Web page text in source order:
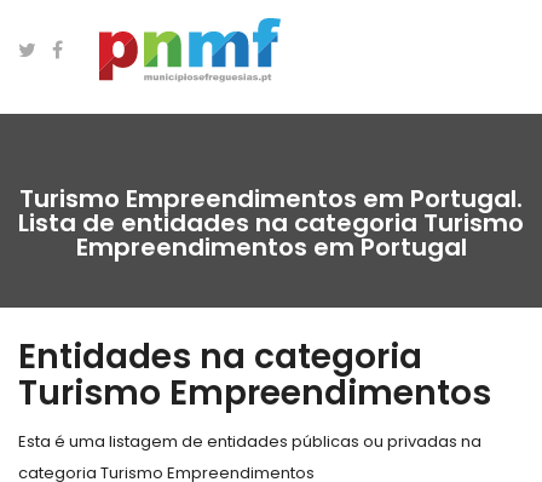
Turismo Empreendimentos em Portugal.
Lista de entidades na categoria Turismo
Empreendimentos em Portugal
Entidades na categoria
Turismo Empreendimentos
Esta é uma listagem de entidades públicas ou privadas na
categoria Turismo Empreendimentos